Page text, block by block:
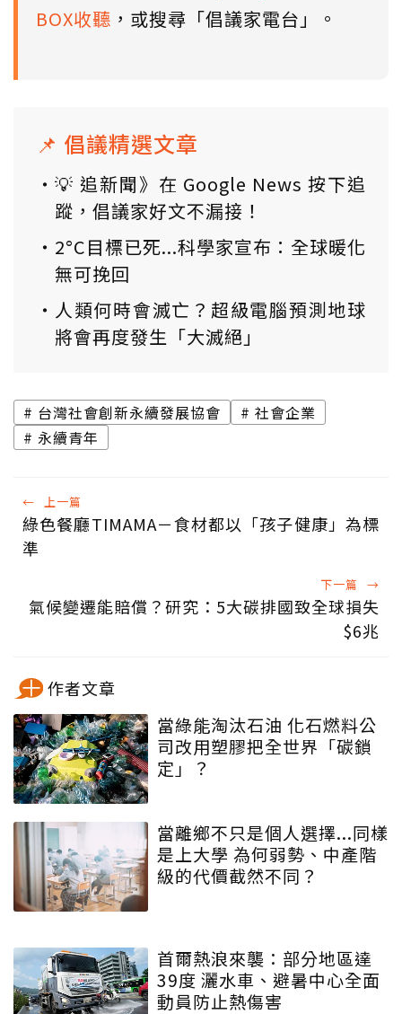
BOX收聽 ，或搜尋「倡議家電台」。
📌 倡議精選文章
💡 追新聞》在 Google News 按下追
蹤，倡議家好文不漏接！
2°C目標已死...科學家宣布：全球暖化
無可挽回
人類何時會滅亡？超級電腦預測地球
將會再度發生「大滅絕」
台灣社會創新永續發展協會
社會企業
永續青年
← 上一篇
綠色餐廳TIMAMA－食材都以「孩子健康」為標
準
下一篇 →
氣候變遷能賠償？研究：5大碳排國致全球損失
$6兆
作者文章
當綠能淘汰石油 化石燃料公
司改用塑膠把全世界「碳鎖
定」？
當離鄉不只是個人選擇...同樣
是上大學 為何弱勢、中產階
級的代價截然不同？
首爾熱浪來襲：部分地區達
39度 灑水車、避暑中心全面
動員防止熱傷害